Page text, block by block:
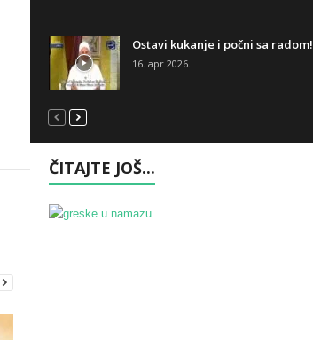
Ostavi kukanje i počni sa radom!
16. apr 2026.
ČITAJTE JOŠ...